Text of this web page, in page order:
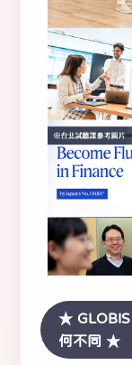
★ GLOBIS
何不同 ★